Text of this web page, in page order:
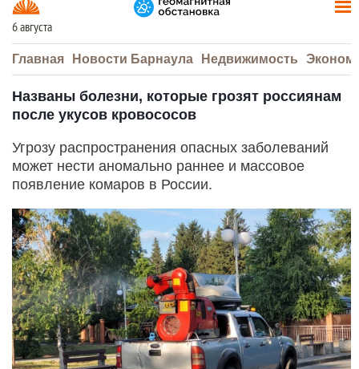
6 августа
Главная Новости Барнаула Недвижимость
Названы болезни, которые грозят россиянам
после укусов кровососов
Угрозу распространения опасных заболеваний
может нести аномально раннее и массовое
появление комаров в России.